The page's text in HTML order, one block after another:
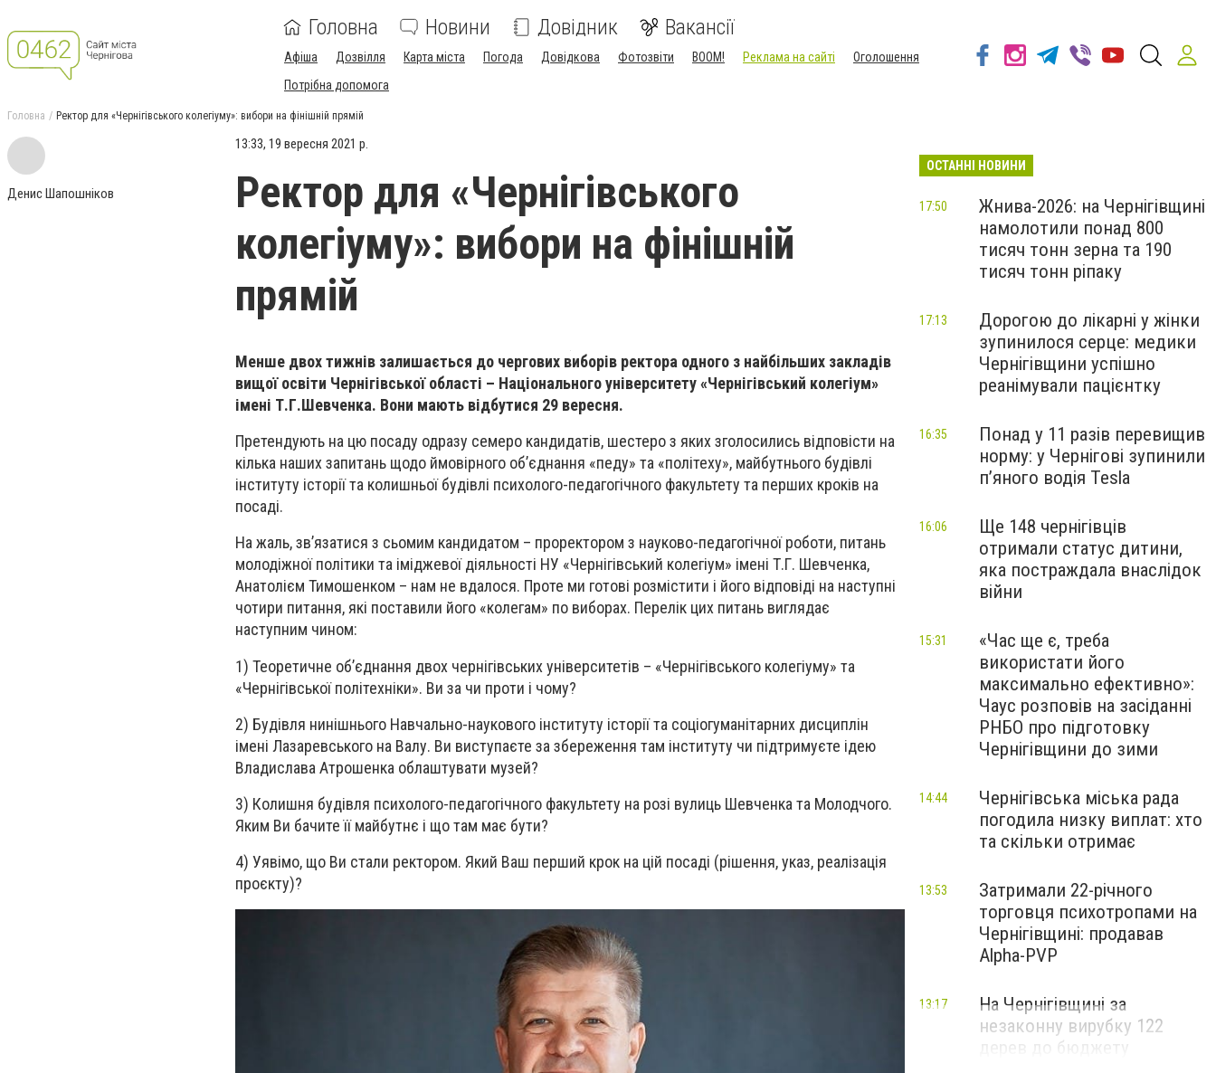
Головна Новини Довідник Вакансії
Афіша Дозвілля Карта міста Погода Довідкова Фотозвіти BOOM! Реклама на сайті
Оголошення
Потрібна допомога
Головна Ректор для «Чернігівського колегіуму»: вибори на фінішній прямій
Денис Шапошніков
13:33, 19 вересня 2021 р.
Ректор для «Чернігівського
колегіуму»: вибори на фінішній
прямій
Менше двох тижнів залишається до чергових виборів ректора одного з найбільших закладів
вищої освіти Чернігівської області – Національного університету «Чернігівський колегіум»
імені Т.Г.Шевченка. Вони мають відбутися 29 вересня.
Претендують на цю посаду одразу семеро кандидатів, шестеро з яких зголосились відповісти на
кілька наших запитань щодо ймовірного об’єднання «педу» та «політеху», майбутнього будівлі
інституту історії та колишньої будівлі психолого-педагогічного факультету та перших кроків на
посаді.
На жаль, зв’язатися з сьомим кандидатом – проректором з науково-педагогічної роботи, питань
молодіжної політики та іміджевої діяльності НУ «Чернігівський колегіум» імені Т.Г. Шевченка,
Анатолієм Тимошенком – нам не вдалося. Проте ми готові розмістити і його відповіді на наступні
чотири питання, які поставили його «колегам» по виборах. Перелік цих питань виглядає
наступним чином:
1) Теоретичне об’єднання двох чернігівських університетів – «Чернігівського колегіуму» та
«Чернігівської політехніки». Ви за чи проти і чому?
2) Будівля нинішнього Навчально-наукового інституту історії та соціогуманітарних дисциплін
імені Лазаревського на Валу. Ви виступаєте за збереження там інституту чи підтримуєте ідею
Владислава Атрошенка облаштувати музей?
3) Колишня будівля психолого-педагогічного факультету на розі вулиць Шевченка та Молодчого.
Яким Ви бачите її майбутнє і що там має бути?
4) Уявімо, що Ви стали ректором. Який Ваш перший крок на цій посаді (рішення, указ, реалізація
проєкту)?
ОСТАННІ НОВИНИ
Жнива-2026: на Чернігівщині
намолотили понад 800
тисяч тонн зерна та 190
тисяч тонн ріпаку
17:50
Дорогою до лікарні у жінки
зупинилося серце: медики
Чернігівщини успішно
реанімували пацієнтку
17:13
Понад у 11 разів перевищив
норму: у Чернігові зупинили
пʼяного водія Tesla
16:35
Ще 148 чернігівців
отримали статус дитини,
яка постраждала внаслідок
війни
16:06
«Час ще є, треба
використати його
максимально ефективно»:
Чаус розповів на засіданні
РНБО про підготовку
Чернігівщини до зими
15:31
Чернігівська міська рада
погодила низку виплат: хто
та скільки отримає
14:44
Затримали 22-річного
торговця психотропами на
Чернігівщині: продавав
Alpha-PVP
13:53
На Чернігівщині за
незаконну вирубку 122
дерев до бюджету
13:17